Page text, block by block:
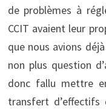
de problèmes à
CCIT avaient leur
que nous avions
non plus question
donc fallu mettre
transfert